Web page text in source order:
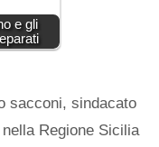
e gli
sacconi,sindacato
Regione Sicilia